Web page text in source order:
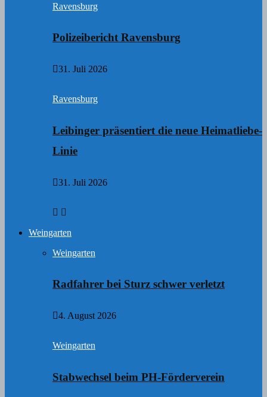
Ravensburg
Polizeibericht Ravensburg
31. Juli 2026
Ravensburg
Leibinger präsentiert die neue Heimatliebe-
Linie
31. Juli 2026
Weingarten
Weingarten
Radfahrer bei Sturz schwer verletzt
4. August 2026
Weingarten
Stabwechsel beim PH-Förderverein